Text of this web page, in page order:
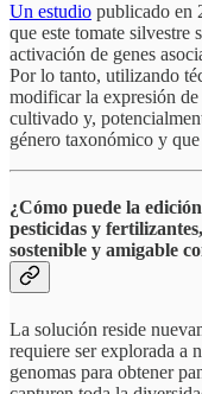
Un estudio publicado en
que este tomate silvestre
activación de genes
Por lo tanto, utilizando
modificar la expresión de
cultivado y,
género taxonómico y
¿Cómo puede la
pesticidas y
sostenible y amigable
La solución reside
requiere ser explorada a
genomas para obtener